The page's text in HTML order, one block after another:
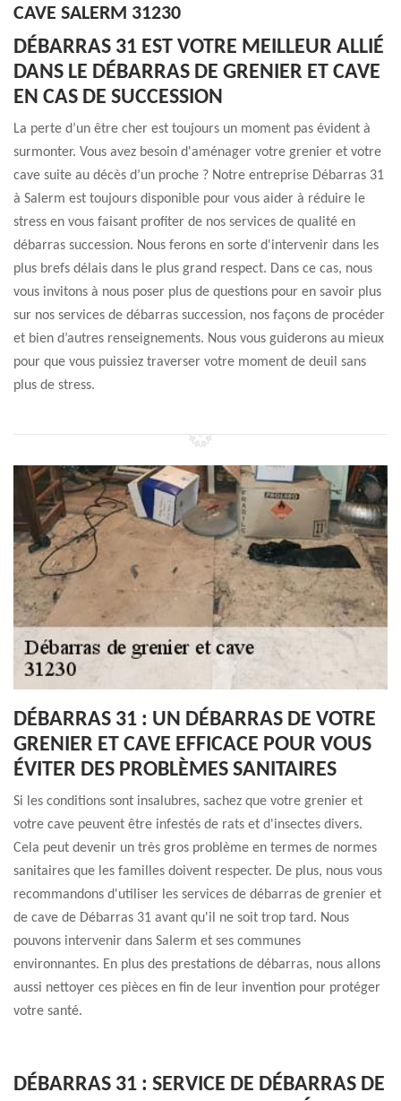
CAVE SALERM 31230
DÉBARRAS 31 EST VOTRE MEILLEUR ALLIÉ
DANS LE DÉBARRAS DE GRENIER ET CAVE
EN CAS DE SUCCESSION
La perte d’un être cher est toujours un moment pas évident à
surmonter. Vous avez besoin d'aménager votre grenier et votre
cave suite au décès d’un proche ? Notre entreprise Débarras 31
à Salerm est toujours disponible pour vous aider à réduire le
stress en vous faisant profiter de nos services de qualité en
débarras succession. Nous ferons en sorte d'intervenir dans les
plus brefs délais dans le plus grand respect. Dans ce cas, nous
vous invitons à nous poser plus de questions pour en savoir plus
sur nos services de débarras succession, nos façons de procéder
et bien d’autres renseignements. Nous vous guiderons au mieux
pour que vous puissiez traverser votre moment de deuil sans
plus de stress.
DÉBARRAS 31 : UN DÉBARRAS DE VOTRE
GRENIER ET CAVE EFFICACE POUR VOUS
ÉVITER DES PROBLÈMES SANITAIRES
Si les conditions sont insalubres, sachez que votre grenier et
votre cave peuvent être infestés de rats et d'insectes divers.
Cela peut devenir un très gros problème en termes de normes
sanitaires que les familles doivent respecter. De plus, nous vous
recommandons d'utiliser les services de débarras de grenier et
de cave de Débarras 31 avant qu'il ne soit trop tard. Nous
pouvons intervenir dans Salerm et ses communes
environnantes. En plus des prestations de débarras, nous allons
aussi nettoyer ces pièces en fin de leur invention pour protéger
votre santé.
DÉBARRAS 31 : SERVICE DE DÉBARRAS DE